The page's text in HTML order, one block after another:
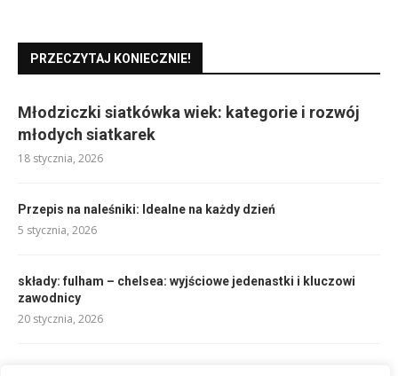
PRZECZYTAJ KONIECZNIE!
Młodziczki siatkówka wiek: kategorie i rozwój
młodych siatkarek
18 stycznia, 2026
Przepis na naleśniki: Idealne na każdy dzień
5 stycznia, 2026
składy: fulham – chelsea: wyjściowe jedenastki i kluczowi
zawodnicy
20 stycznia, 2026